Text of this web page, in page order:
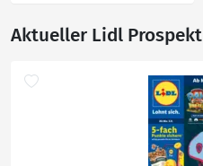
Aktueller Lidl Prospekt